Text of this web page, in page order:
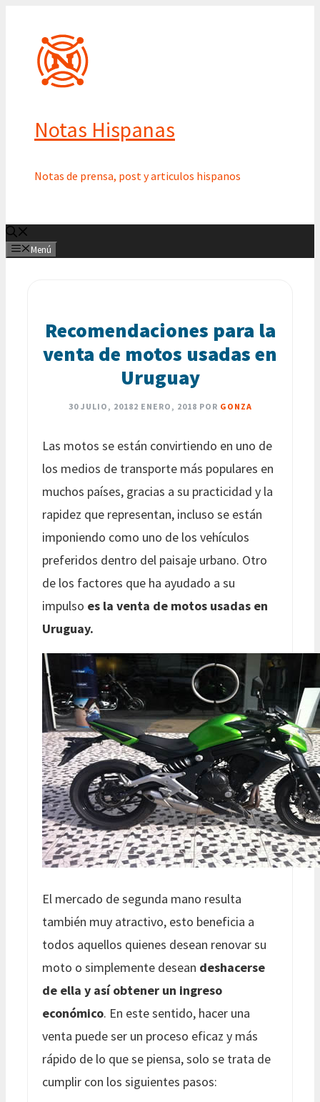
contenido
Notas Hispanas
Notas de prensa, post y articulos hispanos
Menú
Recomendaciones para la
venta de motos usadas en
Uruguay
30 JULIO, 20182 ENERO, 2018 POR GONZA
Las motos se están convirtiendo en uno de
los medios de transporte más populares en
muchos países, gracias a su practicidad y la
rapidez que representan, incluso se están
imponiendo como uno de los vehículos
preferidos dentro del paisaje urbano. Otro
de los factores que ha ayudado a su
impulso es la venta de motos usadas en
Uruguay.
El mercado de segunda mano resulta
también muy atractivo, esto beneficia a
todos aquellos quienes desean renovar su
moto o simplemente desean deshacerse
de ella y así obtener un ingreso
económico. En este sentido, hacer una
venta puede ser un proceso eficaz y más
rápido de lo que se piensa, solo se trata de
cumplir con los siguientes pasos: